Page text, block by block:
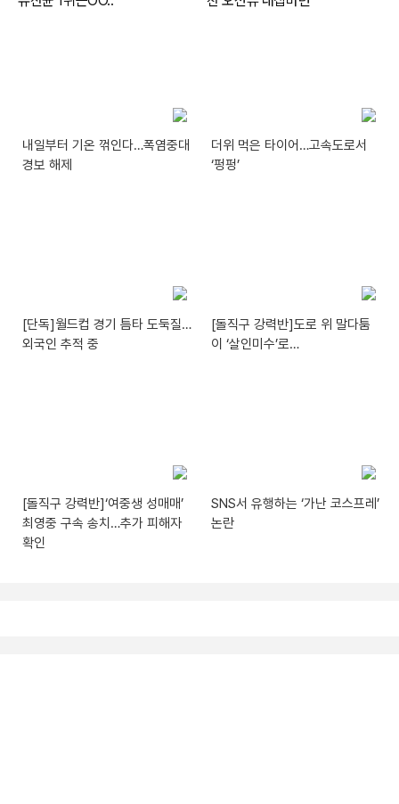
내일부터 기온 꺾인다…폭염중대
경보 해제
더위 먹은 타이어…고속도로서
‘펑펑’
[단독]월드컵 경기 틈타 도둑질…
외국인 추적 중
[돌직구 강력반]도로 위 말다툼
이 ‘살인미수’로…
[돌직구 강력반]‘여중생 성매매’
최영중 구속 송치…추가 피해자
확인
SNS서 유행하는 ‘가난 코스프레’
논란